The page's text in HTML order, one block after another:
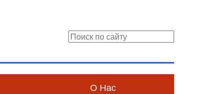
О Нас